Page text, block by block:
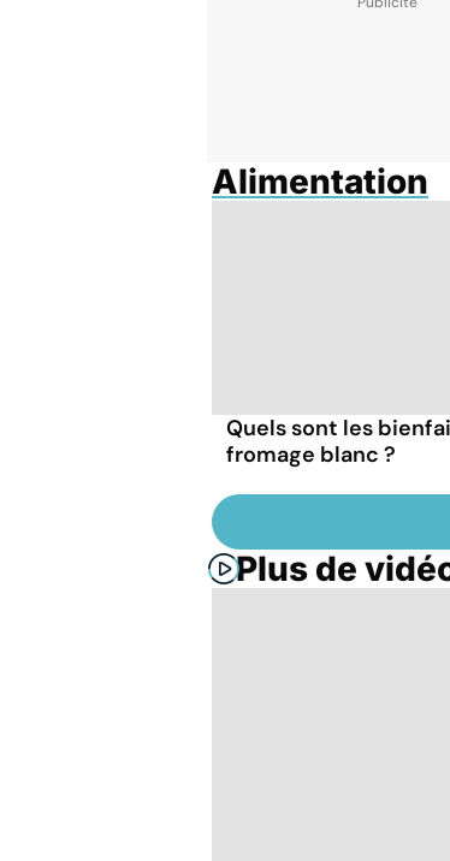
Alimentation
Quels sont les
fromage blanc ?
Plus de